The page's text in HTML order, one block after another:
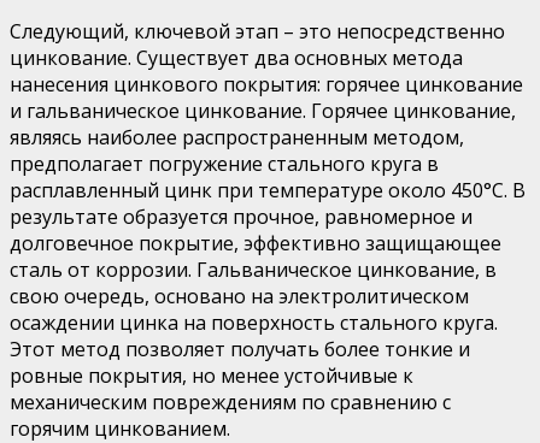
Следующий, ключевой этап – это непосредственно
цинкование. Существует два основных метода
нанесения цинкового покрытия: горячее цинкование
и гальваническое цинкование. Горячее цинкование,
являясь наиболее распространенным методом,
предполагает погружение стального круга в
расплавленный цинк при температуре около 450°C. В
результате образуется прочное, равномерное и
долговечное покрытие, эффективно защищающее
сталь от коррозии. Гальваническое цинкование, в
свою очередь, основано на электролитическом
осаждении цинка на поверхность стального круга.
Этот метод позволяет получать более тонкие и
ровные покрытия, но менее устойчивые к
механическим повреждениям по сравнению с
горячим цинкованием.